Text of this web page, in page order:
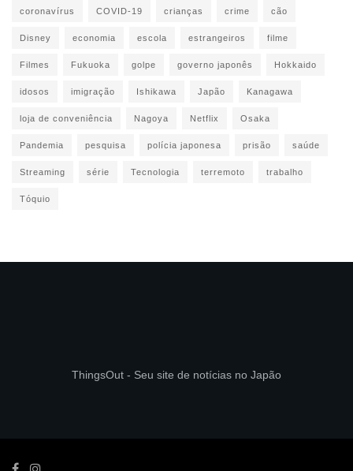
coronavírus COVID-19 crianças crime cão
Disney economia escola estrangeiros filme
Filmes Fukuoka golpe governo japonês Hokkaido
idosos imigração Ishikawa Japão Kanagawa
loja de conveniência Nagoya Netflix Osaka
Pandemia pesquisa polícia japonesa prisão saúde
Streaming série Tecnologia terremoto trabalho
Tóquio
ThingsOut - Seu site de notícias no Japão